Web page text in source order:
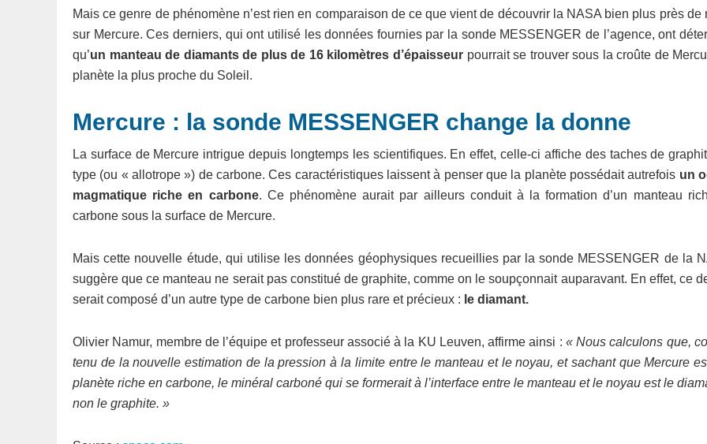
Mais ce genre de phénomène n’est rien en comparaison de ce que vient de découvrir la NASA bien plus près de
sur Mercure. Ces derniers, qui ont utilisé les données fournies par la sonde MESSENGER de l’agence, ont
qu’un manteau de diamants de plus de 16 kilomètres d’épaisseur pourrait se trouver sous la croûte de
planète la plus proche du Soleil.
Mercure : la sonde MESSENGER change la donne
La surface de Mercure intrigue depuis longtemps les scientifiques. En effet, celle-ci affiche des taches de
type (ou « allotrope ») de carbone. Ces caractéristiques laissent à penser que la planète possédait autrefois un
magmatique riche en carbone. Ce phénomène aurait par ailleurs conduit à la formation d’un manteau
carbone sous la surface de Mercure.
Mais cette nouvelle étude, qui utilise les données géophysiques recueillies par la sonde MESSENGER de la
suggère que ce manteau ne serait pas constitué de graphite, comme on le soupçonnait auparavant. En effet, ce
serait composé d’un autre type de carbone bien plus rare et précieux : le diamant.
Olivier Namur, membre de l’équipe et professeur associé à la KU Leuven, affirme ainsi : « Nous calculons que,
tenu de la nouvelle estimation de la pression à la limite entre le manteau et le noyau, et sachant que Mercure
planète riche en carbone, le minéral carboné qui se formerait à l’interface entre le manteau et le noyau est le
non le graphite. »